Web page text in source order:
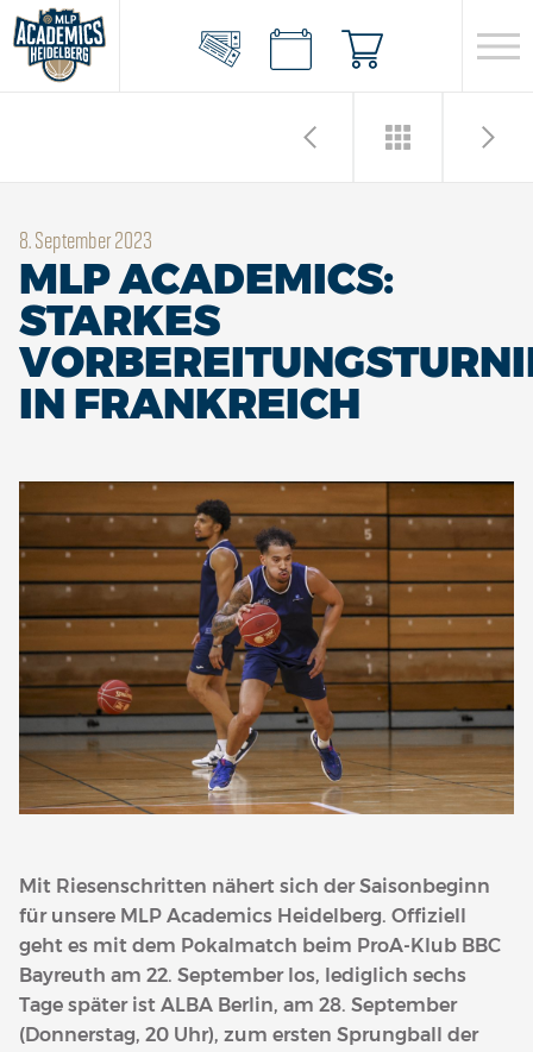
8. September 2023
MLP ACADEMICS:
STARKES
IN FRANKREICH
Mit Riesenschritten nähert sich der Saisonbeginn
für unsere MLP Academics Heidelberg. Offiziell
geht es mit dem Pokalmatch beim ProA-Klub BBC
Bayreuth am 22. September los, lediglich sechs
Tage später ist ALBA Berlin, am 28. September
(Donnerstag, 20 Uhr), zum ersten Sprungball der